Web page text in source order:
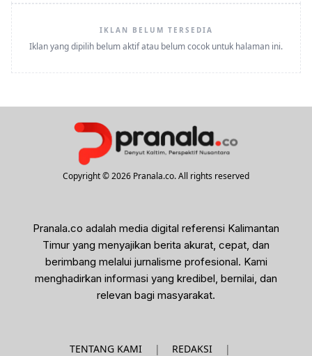
IKLAN BELUM TERSEDIA
Iklan yang dipilih belum aktif atau belum cocok untuk halaman ini.
Copyright © 2026 Pranala.co. All rights reserved
Pranala.co adalah media digital referensi Kalimantan
Timur yang menyajikan berita akurat, cepat, dan
berimbang melalui jurnalisme profesional. Kami
menghadirkan informasi yang kredibel, bernilai, dan
relevan bagi masyarakat.
TENTANG KAMI | REDAKSI |